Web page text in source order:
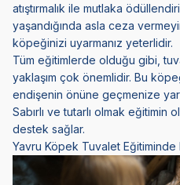
atıştırmalık ile mutlaka
yaşandığında asla ceza
köpeğinizi uyarmanız yeterlidir.
Tüm eğitimlerde olduğu gibi,
yaklaşım çok önemlidir. Bu
endişenin önüne geçmenize
Sabırlı ve tutarlı olmak eğitimin
destek sağlar.
Yavru Köpek Tuvalet